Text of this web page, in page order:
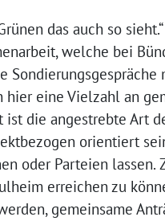
das auch so
welche bei
Sondierungsgespräche
hier eine Vielzahl an
die angestrebte Art
orientiert
oder Parteien lassen.
erreichen zu
gemeinsame